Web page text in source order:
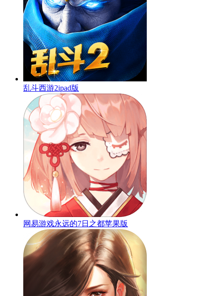
乱斗西游2ipad版
网易游戏永远的7日之都苹果版